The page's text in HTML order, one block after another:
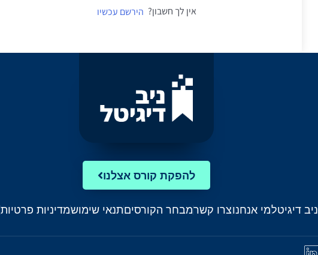
אין לך חשבון? הירשם עכשיו
להפקת קורס אצלנו
ניב דיגיטלמי אנחנוצרו קשרמבחר הקורסיםתנאי שימושמדיניות פרטיות